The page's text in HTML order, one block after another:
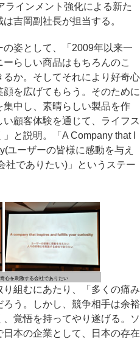
インメント強化による新た
吉岡副社長が担当する。
姿として、「2009年以来一
らしい商品はもちろんのこ
か。そしてそれにより好奇心
を広げてもらう。そのために
中し、素晴らしい製品を作
顧客体験を通じて、ライフス
と説明。「A Company that I
ユーザーの皆様に感動を与え
社でありたい)」というステー
心を刺激する会社でありたい
組むにあたり、「多くの痛み
う。しかし、競争相手は余裕
覚悟を持ってやり遂げる。ソ
本の企業として、日本の存在